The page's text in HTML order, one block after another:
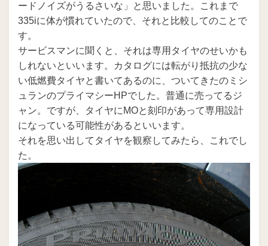
ードノイズがうるさいな」と思いました。これまで
335iに体が慣れていたので、それと比較してのことで
す。
サービスマンに聞くと、それは専用タイヤのせいかも
しれないといいます。カタログには転がり抵抗の少な
い低燃費タイヤと書いてあるのに、ついてきたのミシ
ュランのプライマシーHPでした。普通に売ってるジ
ャン。ですが、タイヤにMOと刻印があって専用設計
になっている可能性があるといいます。
それを思い出してタイヤを観察してみたら、これでし
た。